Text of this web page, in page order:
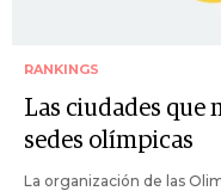
RANKINGS
Las ciudades que
sedes olímpicas
La organización de las